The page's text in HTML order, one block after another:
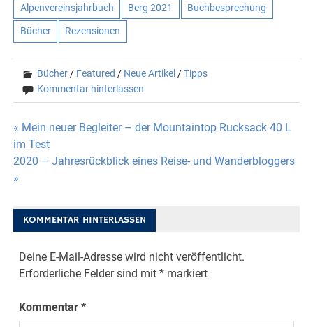
Alpenvereinsjahrbuch Berg 2021 Buchbesprechung
Bücher Rezensionen
Bücher / Featured / Neue Artikel /Tipps
Kommentar hinterlassen
Beitragsnavigation
« Mein neuer Begleiter – der Mountaintop Rucksack 40 L
im Test
2020 – Jahresrückblick eines Reise- und Wanderbloggers
»
KOMMENTAR HINTERLASSEN
Deine E-Mail-Adresse wird nicht veröffentlicht.
Erforderliche Felder sind mit* markiert
Kommentar*